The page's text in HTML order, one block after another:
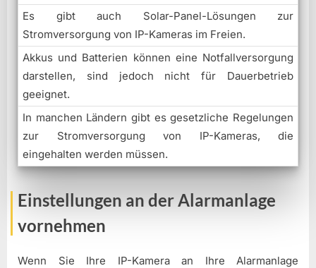
Es gibt auch Solar-Panel-Lösungen zur
Stromversorgung von IP-Kameras im Freien.
Akkus und Batterien können eine Notfallversorgung
darstellen, sind jedoch nicht für Dauerbetrieb
geeignet.
In manchen Ländern gibt es gesetzliche Regelungen
zur Stromversorgung von IP-Kameras, die
eingehalten werden müssen.
Einstellungen an der Alarmanlage
vornehmen
Wenn Sie Ihre IP-Kamera an Ihre Alarmanlage